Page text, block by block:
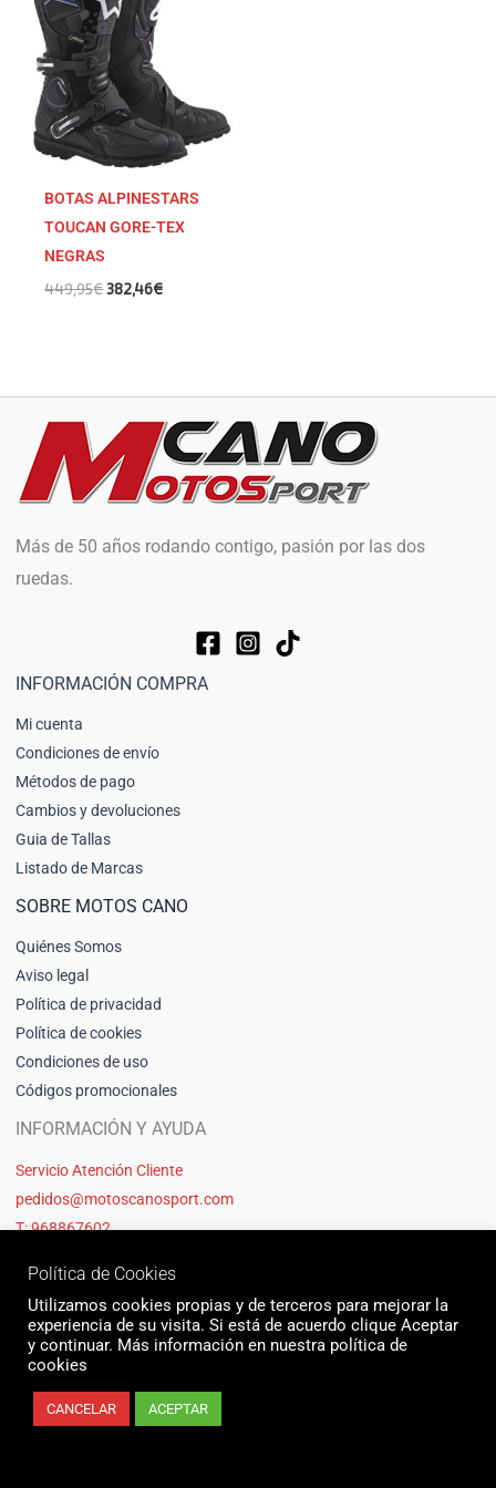
BOTAS ALPINESTARS
TOUCAN GORE-TEX
NEGRAS
449,95€
original
era:
449,95€.
382,46€
actual
Más de 50 años rodando contigo, pasión por las dos
ruedas.
INFORMACIÓN COMPRA
Mi cuenta
Condiciones de envío
Métodos de pago
Cambios y devoluciones
Guia de Tallas
Listado de Marcas
SOBRE MOTOS CANO
Quiénes Somos
Aviso legal
Política de privacidad
Política de cookies
Condiciones de uso
Códigos promocionales
INFORMACIÓN Y AYUDA
Servicio Atención Cliente
pedidos@motoscanosport.com
T: 968867602
© 2026 Motos Cano Sport | Sitio web creado y mantenido por Unika web
Política de Cookies
Utilizamos cookies propias y de terceros para mejorar la
experiencia de su visita. Si está de acuerdo clique Aceptar
y continuar. Más información en nuestra política de
cookies
CANCELAR ACEPTAR